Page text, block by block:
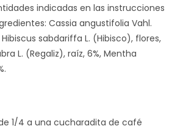
indicadas en las instrucciones
Cassia angustifolia Vahl.
sabdariffa L. (Hibisco), flores,
L. (Regaliz), raíz, 6%, Mentha
1/4 a una cucharadita de café